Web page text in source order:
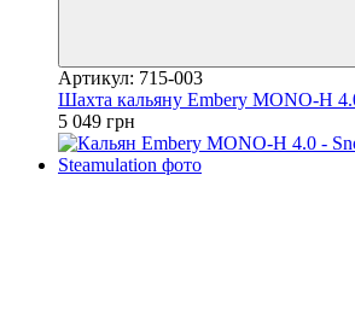
Артикул: 715-003
Шахта кальяну Embery MONO-H
5 049 грн